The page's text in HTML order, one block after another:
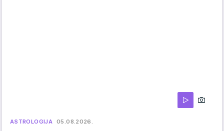
ASTROLOGIJA 05.08.2026.